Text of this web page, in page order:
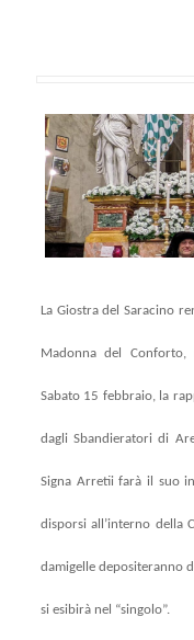
La Giostra del Saracino
Madonna del
Sabato 15 febbraio, la
dagli Sbandieratori di
Signa Arretii farà il suo
disporsi all’interno della
damigelle depositeranno
si esibirà nel “singolo”.